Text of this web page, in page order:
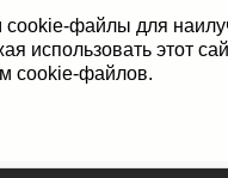
файлы для
использовать этот
cookie-файлов.